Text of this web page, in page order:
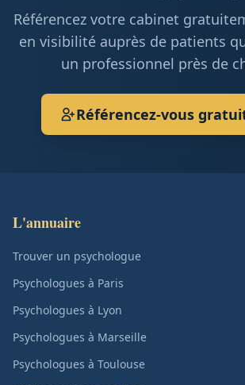
Référencez votre cabinet
en visibilité auprès de patients
un professionnel près de
Référencez-vous
L'annuaire
Trouver un psychologue
Psychologues à Paris
Psychologues à Lyon
Psychologues à Marseille
Psychologues à Toulouse